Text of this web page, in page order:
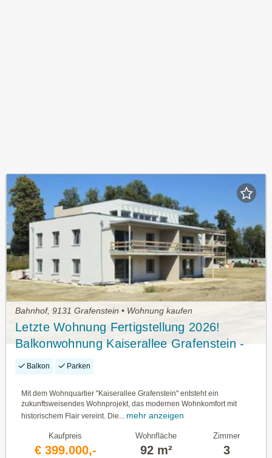
Bahnhof, 9131 Grafenstein • Wohnung kaufen
Letzte Wohnung Fertigstellung 2026!
Balkonwohnung Kaiserallee Grafenstein -
Baukörper k3 Top 5 (1.Og)
Balkon Parken
Mit dem Wohnquartier "Kaiserallee Grafenstein" entsteht ein
zukunftsweisendes Wohnprojekt, das modernen Wohnkomfort mit
historischem Flair vereint. Die... mehr anzeigen
Kaufpreis
€ 399.000,-
Wohnfläche
92 m²
Zimmer
3